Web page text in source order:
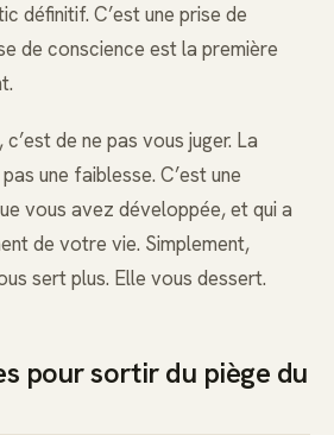
définitif. C’est une prise de
de conscience est la première
de ne pas vous juger. La
une faiblesse. C’est une
vous avez développée, et qui a
de votre vie. Simplement,
sert plus. Elle vous dessert.
pour sortir du piège du